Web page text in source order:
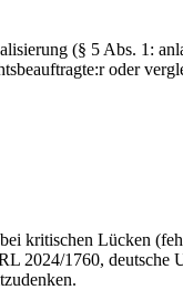
(§ 5 Abs. 1:
oder
kritischen Lücken
1760, deutsche